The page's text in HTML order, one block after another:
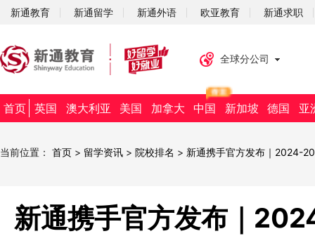
新通教育 新通留学 新通外语 欧亚教育 新通求职
全球分公司
首页 英国 澳大利亚 美国 加拿大 中国 新加坡 德国 亚
当前位置： 首页 > 留学资讯 > 院校排名 > 新通携手官方发布｜2024-
新通携手官方发布｜